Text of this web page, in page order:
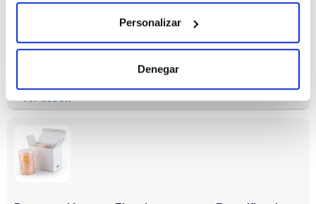
Personalizar
Denegar
uno)
Referencia
Envase
Precio
Disponibilidad
Ver stock